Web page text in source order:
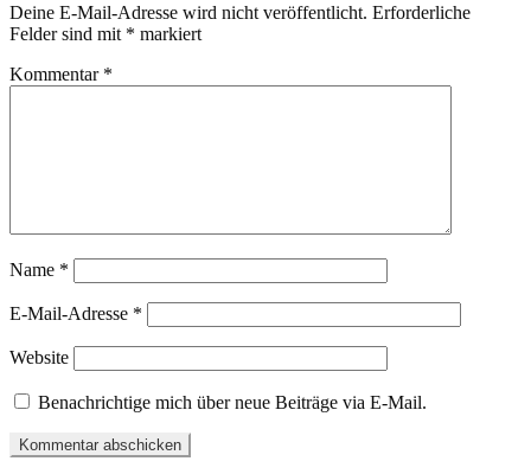
Deine E-Mail-Adresse wird nicht veröffentlicht. Erforderliche
Felder sind mit * markiert
Kommentar *
Name *
E-Mail-Adresse *
Website
Benachrichtige mich über neue Beiträge via E-Mail.